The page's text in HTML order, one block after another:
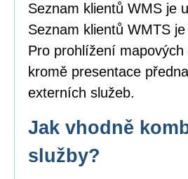
Seznam klientů WMS je
Seznam klientů WMTS
Pro prohlížení
kromě presentace
externích služeb.
Jak vhodně
služby?